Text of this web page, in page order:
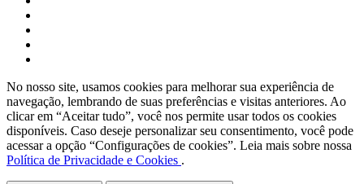
No nosso site, usamos cookies para melhorar sua experiência de
navegação, lembrando de suas preferências e visitas anteriores. Ao
clicar em “Aceitar tudo”, você nos permite usar todos os cookies
disponíveis. Caso deseje personalizar seu consentimento, você pode
acessar a opção “Configurações de cookies”. Leia mais sobre nossa
Política de Privacidade e Cookies .